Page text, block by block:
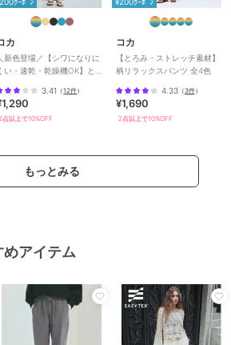
期間限定SALE
コカ
990
まとめ割
¥200ｸｰﾎﾟﾝ
コカ
カ
新色登場／【シワになりに
い・速乾・乾燥機OK】とろ
3.41 （12件）
点以上で10%OFF
コカ
【とろみ・ストレッチ素材】
柄リラックスパンツ 全4色
4.33（3件）
¥1,690
2点以上で10%OFF
もっとみる
アイテム